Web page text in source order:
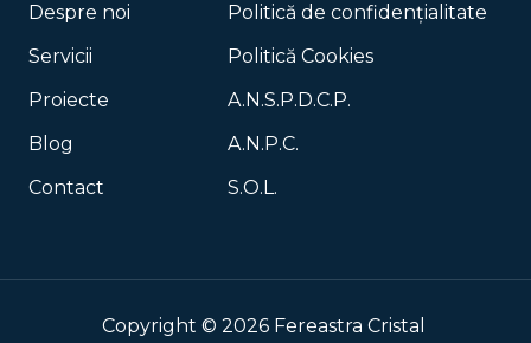
Despre noi
Servicii
Proiecte
Blog
Contact
Politică de confidențialitate
Politică Cookies
A.N.S.P.D.C.P.
A.N.P.C.
S.O.L.
Copyright © 2026 Fereastra Cristal